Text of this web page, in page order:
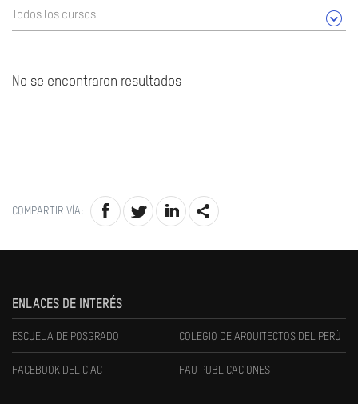
Todos los cursos
No se encontraron resultados
COMPARTIR VÍA:
ENLACES DE INTERÉS
ESCUELA DE POSGRADO COLEGIO DE ARQUITECTOS DEL PERÚ
FACEBOOK DEL CIAC FAU PUBLICACIONES